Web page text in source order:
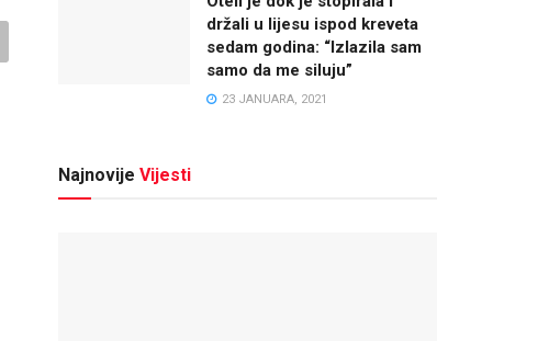
držali u lijesu ispod kreveta
sedam godina: “Izlazila sam
samo da me siluju”
23 JANUARA, 2021
Najnovije Vijesti